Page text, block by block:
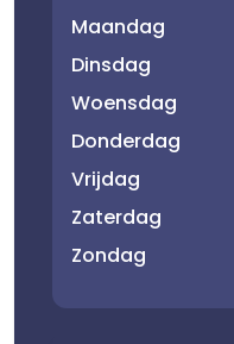
Maandag
Dinsdag
Woensdag
Donderdag
Vrijdag
Zaterdag
Zondag